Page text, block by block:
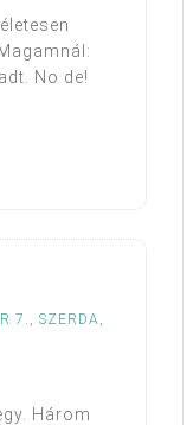
No de!
7., SZERDA,
Három